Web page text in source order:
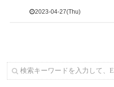
2023-04-27(Thu)